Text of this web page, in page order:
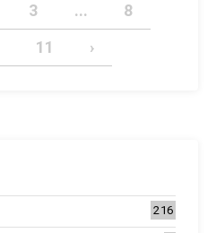
3 ...
8
11 ›
216